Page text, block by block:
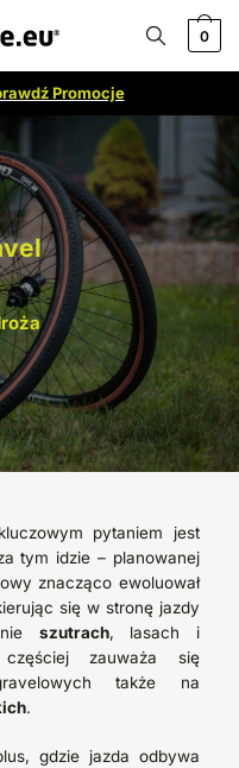
0
Promocje
pytaniem jest
tym idzie – planowanej
znacząco ewoluował
się w stronę jazdy
szutrach, lasach i
zauważa się
także na
.
gdzie jazda odbywa